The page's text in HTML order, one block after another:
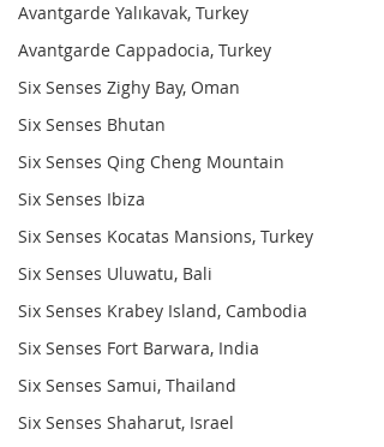
Avantgarde Yalıkavak, Turkey
Avantgarde Cappadocia, Turkey
Six Senses Zighy Bay, Oman
Six Senses Bhutan
Six Senses Qing Cheng Mountain
Six Senses Ibiza
Six Senses Kocatas Mansions, Turkey
Six Senses Uluwatu, Bali
Six Senses Krabey Island, Cambodia
Six Senses Fort Barwara, India
Six Senses Samui, Thailand
Six Senses Shaharut, Israel